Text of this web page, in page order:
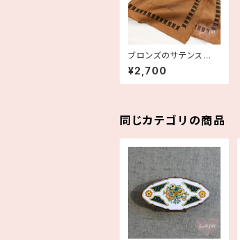
ブロンズのサテンスロ
ングスカーフ 長方形 古
着
¥2,700
同じカテゴリの商品